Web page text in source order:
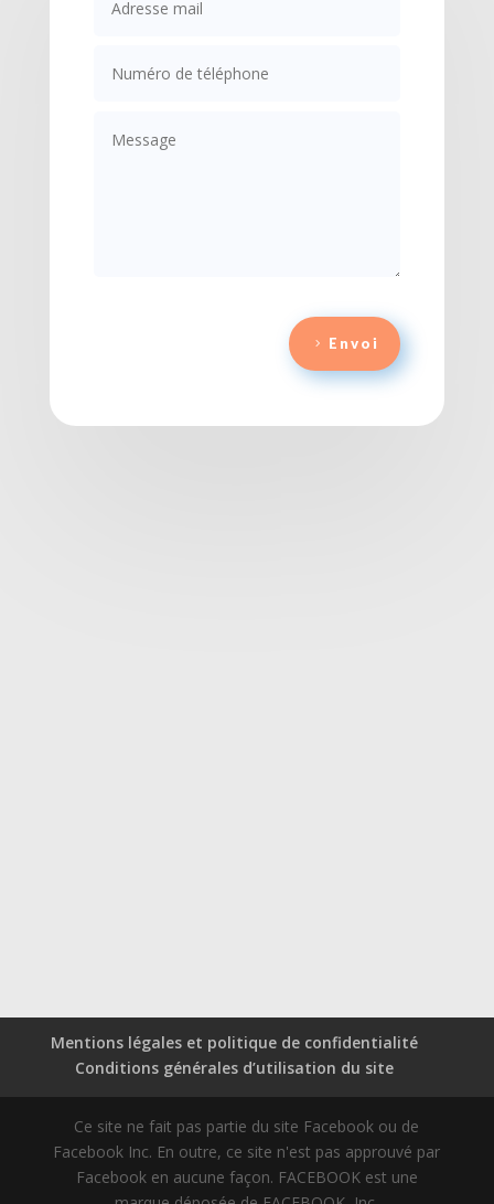
Envoi
Mentions légales et politique de confidentialité
Conditions générales d’utilisation du site
Ce site ne fait pas partie du site Facebook ou de
Facebook Inc. En outre, ce site n'est pas approuvé par
Facebook en aucune façon. FACEBOOK est une